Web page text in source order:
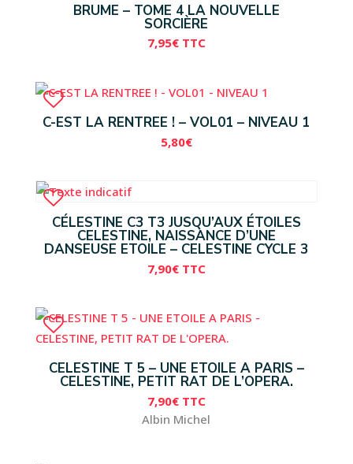
BRUME – TOME 4 LA NOUVELLE
SORCIÈRE
7,95€ TTC
C-EST LA RENTREE ! – VOL01 – NIVEAU 1
5,80€
CÉLESTINE C3 T3 JUSQU’AUX ÉTOILES
CELESTINE, NAISSANCE D’UNE
DANSEUSE ETOILE – CELESTINE CYCLE 3
7,90€ TTC
CELESTINE T 5 – UNE ETOILE A PARIS –
CELESTINE, PETIT RAT DE L’OPERA.
7,90€ TTC
Albin Michel